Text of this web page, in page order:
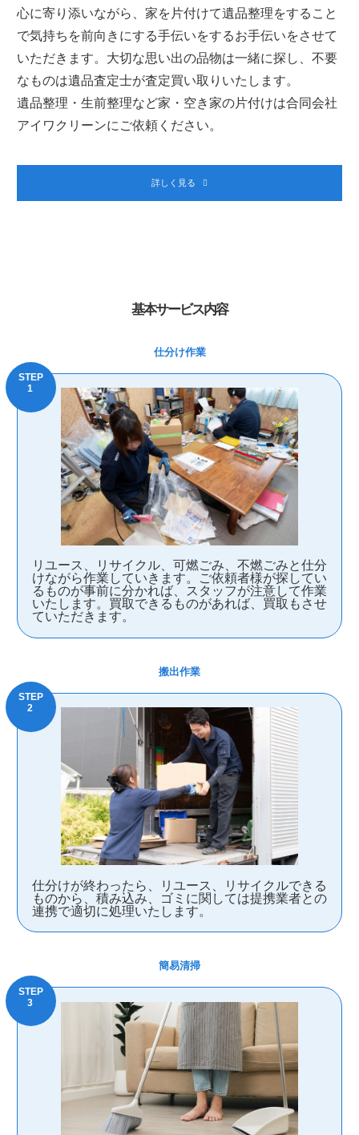
心に寄り添いながら、家を片付けて遺品整理をすること
で気持ちを前向きにする手伝いをするお手伝いをさせて
いただきます。大切な思い出の品物は一緒に探し、不要
なものは遺品査定士が査定買い取りいたします。
遺品整理・生前整理など家・空き家の片付けは合同会社
アイワクリーンにご依頼ください。
詳しく見る
基本サービス内容
仕分け作業
リユース、リサイクル、可燃ごみ、不燃ごみと仕分
けながら作業していきます。ご依頼者様が探してい
るものが事前に分かれば、スタッフが注意して作業
いたします。買取できるものがあれば、買取もさせ
ていただきます。
搬出作業
仕分けが終わったら、リユース、リサイクルできる
ものから、積み込み、ゴミに関しては提携業者との
連携で適切に処理いたします。
簡易清掃